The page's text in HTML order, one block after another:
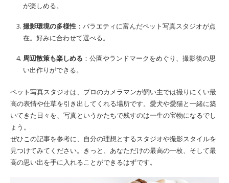
が楽しめる。
撮影環境の多様性 ：バラエティに富んだペット写真スタジオが点
在。好みに合わせて選べる。
周辺散策も楽しめる ：公園やランドマークをめぐり、撮影後の思
い出作りができる。
ペット写真スタジオは、プロのカメラマンが飼い主では撮りにくい最
高の表情や仕草を引き出してくれる場所です。愛犬や愛猫と一緒に築
いてきた日々を、写真というかたちで残すのは一生の宝物になるでし
ょう。
ぜひこの記事を参考に、自分の理想とするスタジオや撮影スタイルを
見つけてみてください。きっと、あなただけの最高の一枚、そして最
高の思い出を手に入れることができるはずです。